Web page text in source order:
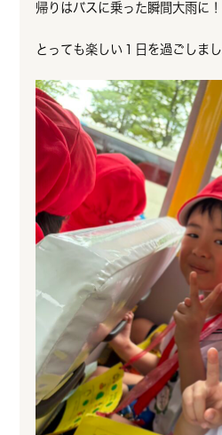
帰りはバスに乗った瞬間大雨に
とっても楽しい１日を過ごしま